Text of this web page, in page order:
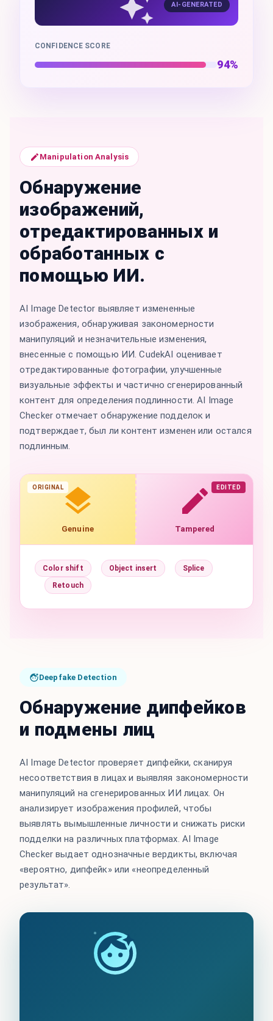
AI-GENERATED
CONFIDENCE SCORE
94%
ORIGINAL
Genuine
EDITED
Tampered
Color shift Object insert
Splice
Retouch
Manipulation Analysis
Обнаружение
изображений,
отредактированных и
обработанных с
помощью ИИ.
AI Image Detector выявляет измененные
изображения, обнаруживая закономерности
манипуляций и незначительные изменения,
внесенные с помощью ИИ. CudekAI оценивает
отредактированные фотографии, улучшенные
визуальные эффекты и частично сгенерированный
контент для определения подлинности. AI Image
Checker отмечает обнаружение подделок и
подтверждает, был ли контент изменен или остался
подлинным.
Deepfake Detection
Обнаружение дипфейков
и подмены лиц
AI Image Detector проверяет дипфейки, сканируя
несоответствия в лицах и выявляя закономерности
манипуляций на сгенерированных ИИ лицах. Он
анализирует изображения профилей, чтобы
выявлять вымышленные личности и снижать риски
подделки на различных платформах. AI Image
Checker выдает однозначные вердикты, включая
«вероятно, дипфейк» или «неопределенный
результат».